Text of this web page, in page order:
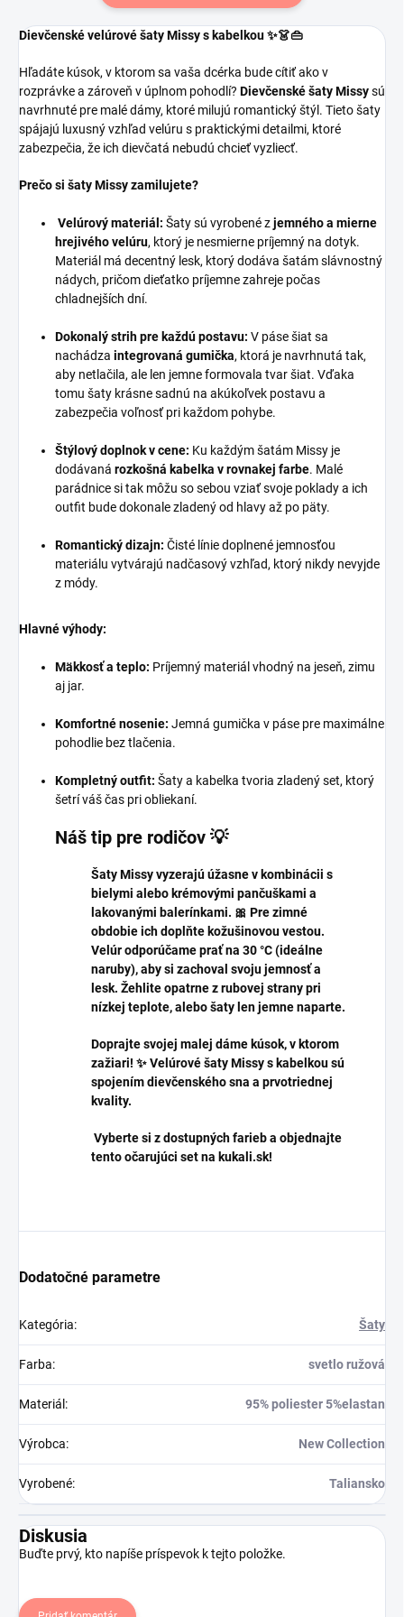
Dievčenské velúrové šaty Missy s kabelkou ✨👗👜
Hľadáte kúsok, v ktorom sa vaša dcérka bude cítiť ako v
rozprávke a zároveň v úplnom pohodlí? Dievčenské šaty Missysú
navrhnuté pre malé dámy, ktoré milujú romantický štýl. Tieto šaty
spájajú luxusný vzhľad velúru s praktickými detailmi, ktoré
zabezpečia, že ich dievčatá nebudú chcieť vyzliecť.
Prečo si šaty Missy zamilujete?
Velúrový materiál: Šaty sú vyrobené zjemného a mierne
hrejivého velúru, ktorý je nesmierne príjemný na dotyk.
Materiál má decentný lesk, ktorý dodáva šatám slávnostný
nádych, pričom dieťatko príjemne zahreje počas
chladnejších dní.
Dokonalý strih pre každú postavu: V páse šiat sa
nachádza integrovaná gumička, ktorá je navrhnutá tak,
aby netlačila, ale len jemne formovala tvar šiat. Vďaka
tomu šaty krásne sadnú na akúkoľvek postavu a
zabezpečia voľnosť pri každom pohybe.
Štýlový doplnok v cene: Ku každým šatám Missy je
dodávaná rozkošná kabelka v rovnakej farbe. Malé
parádnice si tak môžu so sebou vziať svoje poklady a ich
outfit bude dokonale zladený od hlavy až po päty.
Romantický dizajn: Čisté línie doplnené jemnosťou
materiálu vytvárajú nadčasový vzhľad, ktorý nikdy nevyjde
z módy.
Hlavné výhody:
Mäkkosť a teplo: Príjemný materiál vhodný na jeseň, zimu
aj jar.
Komfortné nosenie: Jemná gumička v páse pre maximálne
pohodlie bez tlačenia.
Kompletný outfit: Šaty a kabelka tvoria zladený set, ktorý
šetrí váš čas pri obliekaní.
Náš tip pre rodičov 💡
Šaty Missy vyzerajú úžasne v kombinácii s
bielymi alebo krémovými pančuškami a
lakovanými balerínkami. 🎀 Pre zimné
obdobie ich doplňte kožušinovou vestou.
Velúr odporúčame prať na 30 °C (ideálne
naruby), aby si zachoval svoju jemnosť a
lesk. Žehlite opatrne z rubovej strany pri
nízkej teplote, alebo šaty len jemne naparte.
Doprajte svojej malej dáme kúsok, v ktorom
zažiari! ✨ Velúrové šaty Missy s kabelkou sú
spojením dievčenského sna a prvotriednej
kvality.
Vyberte si z dostupných farieb a objednajte
tento očarujúci set na kukali.sk!
Dodatočné parametre
Kategória: Šaty
Farba: svetlo ružová
Materiál : 95% poliester 5%elastan
Výrobca: New Collection
Vyrobené: Taliansko
Diskusia
Buďte prvý, kto napíše príspevok k tejto položke.